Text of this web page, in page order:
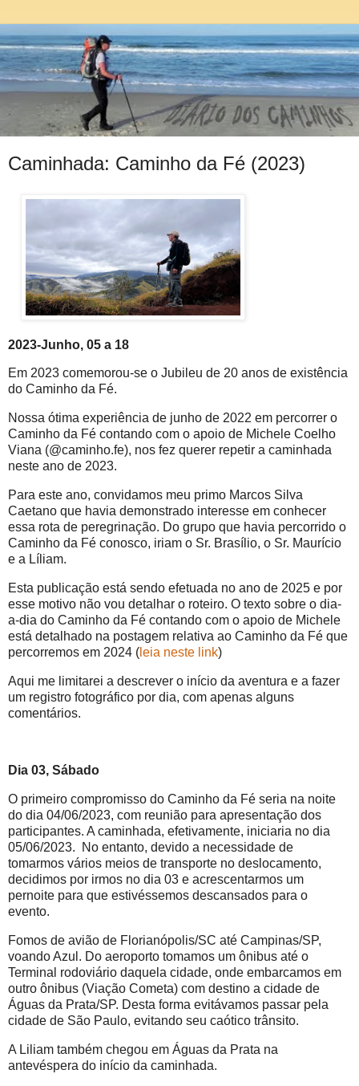
Caminhada: Caminho da Fé (2023)
2023-Junho, 05 a 18
Em 2023 comemorou-se o Jubileu de 20 anos de existência
do Caminho da Fé.
Nossa ótima experiência de junho de 2022 em percorrer o
Caminho da Fé contando com o apoio de Michele Coelho
Viana (@caminho.fe), nos fez querer repetir a caminhada
neste ano de 2023.
Para este ano, convidamos meu primo Marcos Silva
Caetano que havia demonstrado interesse em conhecer
essa rota de peregrinação. Do grupo que havia percorrido o
Caminho da Fé conosco, iriam o Sr. Brasílio, o Sr. Maurício
e a Líliam.
Esta publicação está sendo efetuada no ano de 2025 e por
esse motivo não vou detalhar o roteiro. O texto sobre o dia-
a-dia do Caminho da Fé contando com o apoio de Michele
está detalhado na postagem relativa ao Caminho da Fé que
percorremos em 2024 ( leia neste link)
Aqui me limitarei a descrever o início da aventura e a fazer
um registro fotográfico por dia, com apenas alguns
comentários.
Dia 03, Sábado
O primeiro compromisso do Caminho da Fé seria na noite
do dia 04/06/2023, com reunião para apresentação dos
participantes. A caminhada, efetivamente, iniciaria no dia
05/06/2023. No entanto, devido a necessidade de
tomarmos vários meios de transporte no deslocamento,
decidimos por irmos no dia 03 e acrescentarmos um
pernoite para que estivéssemos descansados para o
evento.
Fomos de avião de Florianópolis/SC até Campinas/SP,
voando Azul. Do aeroporto tomamos um ônibus até o
Terminal rodoviário daquela cidade, onde embarcamos em
outro ônibus (Viação Cometa) com destino a cidade de
Águas da Prata/SP. Desta forma evitávamos passar pela
cidade de São Paulo, evitando seu caótico trânsito.
A Liliam também chegou em Águas da Prata na
antevéspera do início da caminhada.